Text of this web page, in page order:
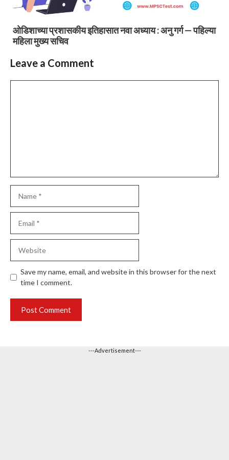
ओडिशाच्या प्रशासकीय इतिहासात नवा अध्याय : अनु गर्ग — पहिल्या
महिला मुख्य सचिव
Leave a Comment
Save my name, email, and website in this browser for the next
time I comment.
---Advertisement---